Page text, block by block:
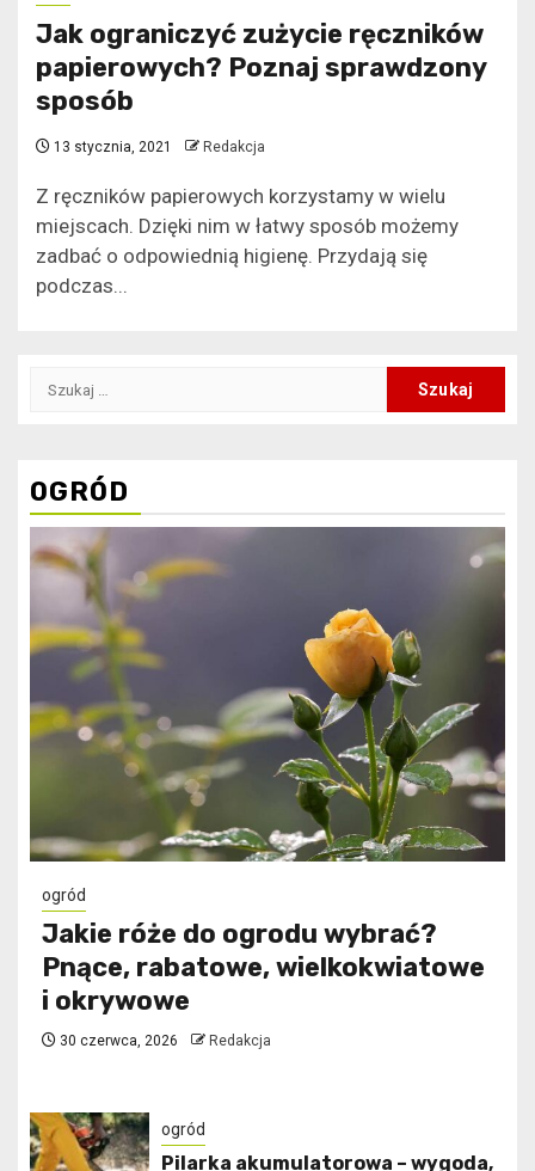
Jak ograniczyć zużycie ręczników
papierowych? Poznaj sprawdzony
sposób
13 stycznia, 2021 Redakcja
Z ręczników papierowych korzystamy w wielu
miejscach. Dzięki nim w łatwy sposób możemy
zadbać o odpowiednią higienę. Przydają się
podczas...
Szukaj:
OGRÓD
ogród
Jakie róże do ogrodu wybrać?
Pnące, rabatowe, wielkokwiatowe
i okrywowe
30 czerwca, 2026 Redakcja
ogród
Pilarka akumulatorowa – wygoda,